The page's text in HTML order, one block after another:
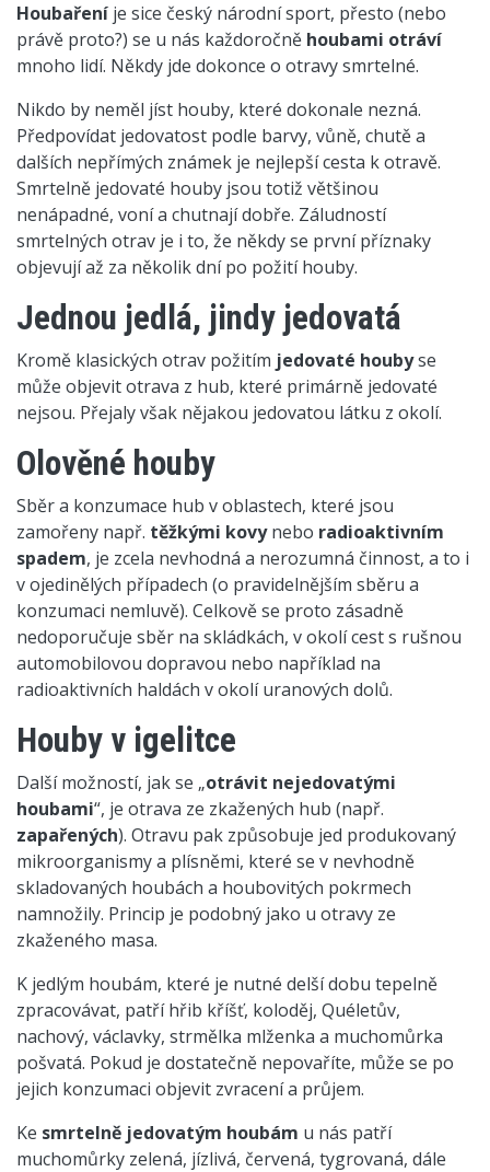
Houbaření je sice český národní sport, přesto (nebo
právě proto?) se u nás každoročně houbami otráví
mnoho lidí. Někdy jde dokonce o otravy smrtelné.
Nikdo by neměl jíst houby, které dokonale nezná.
Předpovídat jedovatost podle barvy, vůně, chutě a
dalších nepřímých známek je nejlepší cesta k otravě.
Smrtelně jedovaté houby jsou totiž většinou
nenápadné, voní a chutnají dobře. Záludností
smrtelných otrav je i to, že někdy se první příznaky
objevují až za několik dní po požití houby.
Jednou jedlá, jindy jedovatá
Kromě klasických otrav požitím jedovaté houbyse
může objevit otrava z hub, které primárně jedovaté
nejsou. Přejaly však nějakou jedovatou látku z okolí.
Olověné houby
Sběr a konzumace hub v oblastech, které jsou
zamořeny např. těžkými kovynebo radioaktivním
spadem, je zcela nevhodná a nerozumná činnost, a to i
v ojedinělých případech (o pravidelnějším sběru a
konzumaci nemluvě). Celkově se proto zásadně
nedoporučuje sběr na skládkách, v okolí cest s rušnou
automobilovou dopravou nebo například na
radioaktivních haldách v okolí uranových dolů.
Houby v igelitce
Další možností, jak se „otrávit nejedovatými
houbami“, je otrava ze zkažených hub (např.
zapařených). Otravu pak způsobuje jed produkovaný
mikroorganismy a plísněmi, které se v nevhodně
skladovaných houbách a houbovitých pokrmech
namnožily. Princip je podobný jako u otravy ze
zkaženého masa.
K jedlým houbám, které je nutné delší dobu tepelně
zpracovávat, patří hřib kříšť, koloděj, Quéletův,
nachový, václavky, strmělka mlženka a muchomůrka
pošvatá. Pokud je dostatečně nepovaříte, může se po
jejich konzumaci objevit zvracení a průjem.
Ke smrtelně jedovatým houbám u nás patří
muchomůrky zelená, jízlivá, červená, tygrovaná, dále